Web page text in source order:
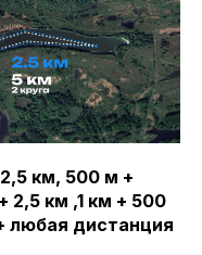
км, 500 м +
2,5 км ,1 км + 500
любая дистанция